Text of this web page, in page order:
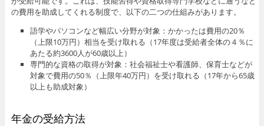
の費用を助成してくれる制度で、以下の二つの仕組みがあります。
語学やパソコンなど幅広い分野が対象：かかったは費用の20％
（上限10万円）相当を受け取れる（17年度は受給者全体の４％に
あたる約3600人が60歳以上）
専門的な資格の取得が対象：社会福祉士や看護師、保育士などが
対象で費用の50％（上限年40万円）を受け取れる（17年から65歳
以上も助成対象）
年金の受給方法